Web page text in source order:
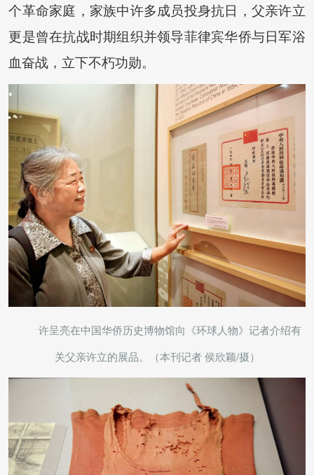
个革命家庭，家族中许多成员投身抗日，父亲许立
更是曾在抗战时期组织并领导菲律宾华侨与日军浴
血奋战，立下不朽功勋。
许呈亮在中国华侨历史博物馆向《环球人物》记者介绍有
关父亲许立的展品。（本刊记者 侯欣颖/摄）